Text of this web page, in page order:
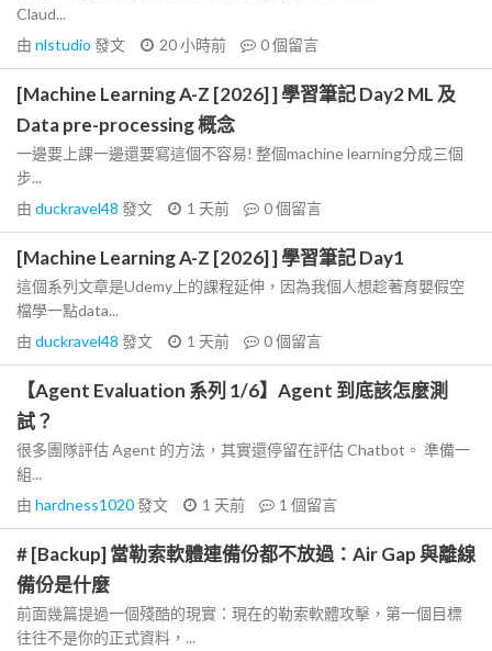
Claud...
由 nlstudio 發文 20 小時前 0個留言
[Machine Learning A-Z [2026] ] 學習筆記 Day2 ML 及
Data pre-processing 概念
一邊要上課一邊還要寫這個不容易! 整個machine learning分成三個
步...
由 duckravel48 發文 1 天前 0個留言
[Machine Learning A-Z [2026] ] 學習筆記 Day1
這個系列文章是Udemy上的課程延伸，因為我個人想趁著育嬰假空
檔學一點data...
由 duckravel48 發文 1 天前 0個留言
【Agent Evaluation 系列 1/6】Agent 到底該怎麼測
試？
很多團隊評估 Agent 的方法，其實還停留在評估 Chatbot。 準備一
組...
由 hardness1020發文 1 天前 1 個留言
# [Backup] 當勒索軟體連備份都不放過：Air Gap 與離線
備份是什麼
前面幾篇提過一個殘酷的現實：現在的勒索軟體攻擊，第一個目標
往往不是你的正式資料，...